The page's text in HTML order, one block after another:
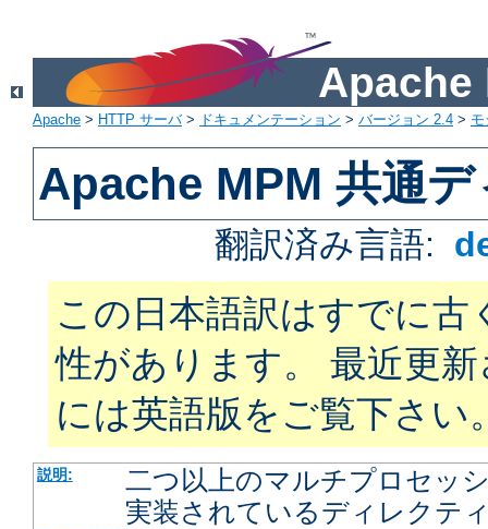
Apache
Apache > HTTP サーバ> ドキュメンテーション > バージョン 2.4 >
Apache MPM 共通
翻訳済み言語:
この日本語訳はすでに古
性があります。 最近更
には英語版をご覧下さい
説明:
二つ以上のマルチプロセッ
実装されているディレクテ